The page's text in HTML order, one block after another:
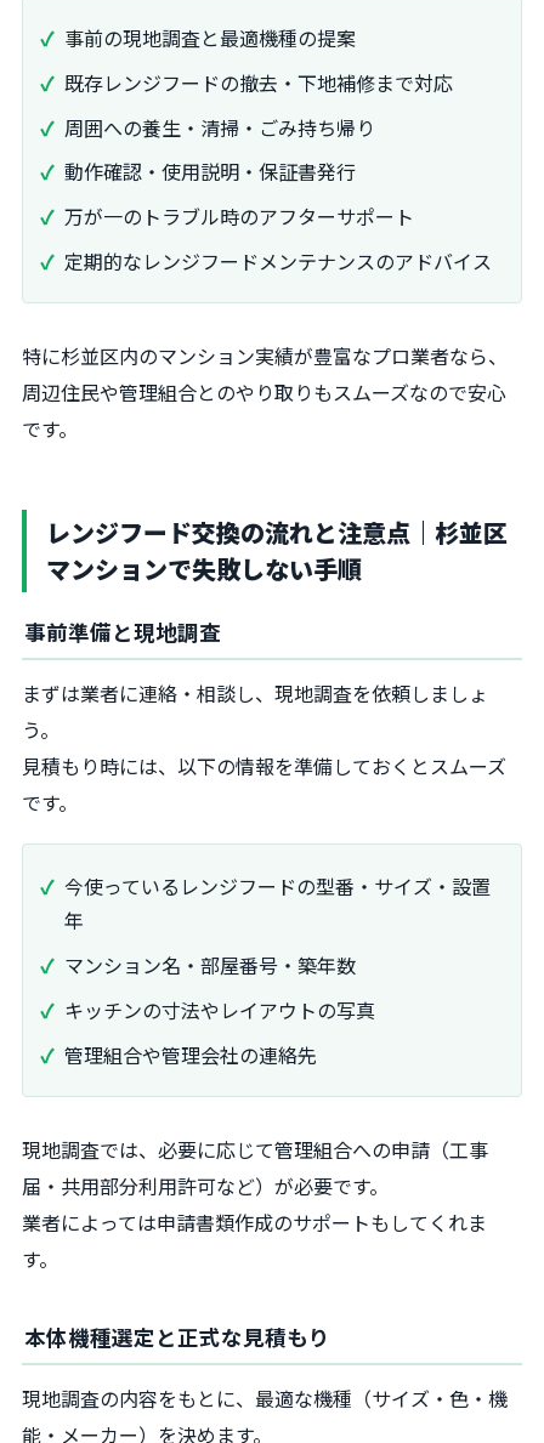
事前の現地調査と最適機種の提案
既存レンジフードの撤去・下地補修まで対応
周囲への養生・清掃・ごみ持ち帰り
動作確認・使用説明・保証書発行
万が一のトラブル時のアフターサポート
定期的なレンジフードメンテナンスのアドバイス
特に杉並区内のマンション実績が豊富なプロ業者なら、
周辺住民や管理組合とのやり取りもスムーズなので安心
です。
レンジフード交換の流れと注意点｜杉並区
マンションで失敗しない手順
事前準備と現地調査
まずは業者に連絡・相談し、現地調査を依頼しましょ
う。
見積もり時には、以下の情報を準備しておくとスムーズ
です。
今使っているレンジフードの型番・サイズ・設置
年
マンション名・部屋番号・築年数
キッチンの寸法やレイアウトの写真
管理組合や管理会社の連絡先
現地調査では、必要に応じて管理組合への申請（工事
届・共用部分利用許可など）が必要です。
業者によっては申請書類作成のサポートもしてくれま
す。
本体機種選定と正式な見積もり
現地調査の内容をもとに、最適な機種（サイズ・色・機
能・メーカー）を決めます。